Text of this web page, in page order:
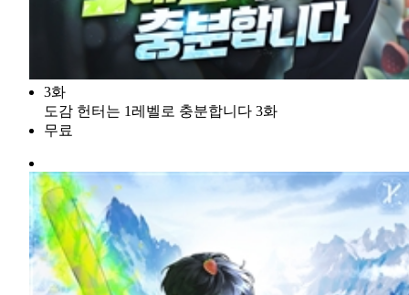
3화
도감 헌터는 1레벨로 충분합니다 3화
무료